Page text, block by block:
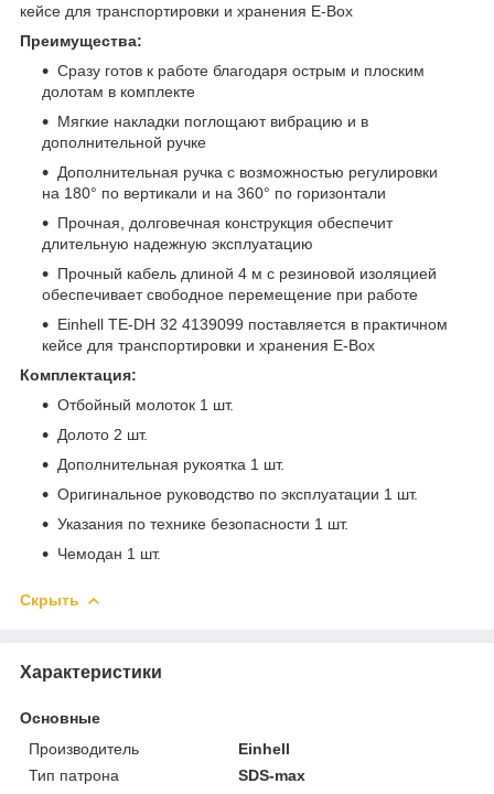
кейсе для транспортировки и хранения E-Box
Преимущества:
Сразу готов к работе благодаря острым и плоским
долотам в комплекте
Мягкие накладки поглощают вибрацию и в
дополнительной ручке
Дополнительная ручка с возможностью регулировки
на 180° по вертикали и на 360° по горизонтали
Прочная, долговечная конструкция обеспечит
длительную надежную эксплуатацию
Прочный кабель длиной 4 м с резиновой изоляцией
обеспечивает свободное перемещение при работе
Einhell TE-DH 32 4139099 поставляется в практичном
кейсе для транспортировки и хранения E-Box
Комплектация:
Отбойный молоток 1 шт.
Долото 2 шт.
Дополнительная рукоятка 1 шт.
Оригинальное руководство по эксплуатации 1 шт.
Указания по технике безопасности 1 шт.
Чемодан 1 шт.
Скрыть
Характеристики
Основные
Производитель
Einhell
Тип патрона
SDS-max